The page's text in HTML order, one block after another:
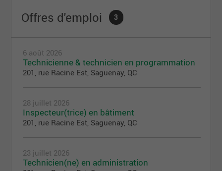
vous rendre au travail sans vous éloigner de
Notre vision
Par l'excellence et la performance de son
service aux citoyens;
Nos valeurs
Offres d'emploi 3
6 août 2026
Technicienne & technicien en programmation
201, rue Racine Est, Saguenay, QC
28 juillet 2026
Inspecteur(trice) en bâtiment
201, rue Racine Est, Saguenay, QC
23 juillet 2026
Technicien(ne) en administration